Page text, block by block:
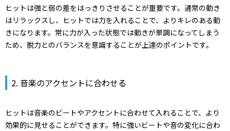
ヒットは強と弱の差をはっきりさせることが重要です。通常の動き
はリラックスし、ヒットでは力を入れることで、よりキレのある動
きになります。常に力が入った状態では動きが単調になってしまう
ため、脱力とのバランスを意識することが上達のポイントです。
2. 音楽のアクセントに合わせる
ヒットは音楽のビートやアクセントに合わせて入れることで、より
効果的に見せることができます。特に強いビートや音の変化に合わ